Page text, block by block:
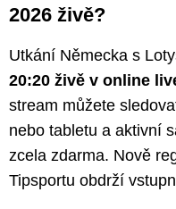
2026 živě?
Utkání Německa s
20:20 živě v online
stream můžete
nebo tabletu a aktivní
zcela zdarma. Nově
Tipsportu obdrží